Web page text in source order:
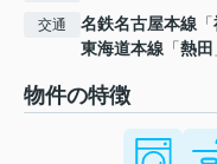
交通 名鉄名古屋本線 「
東海道本線 「熱田
物件の特徴